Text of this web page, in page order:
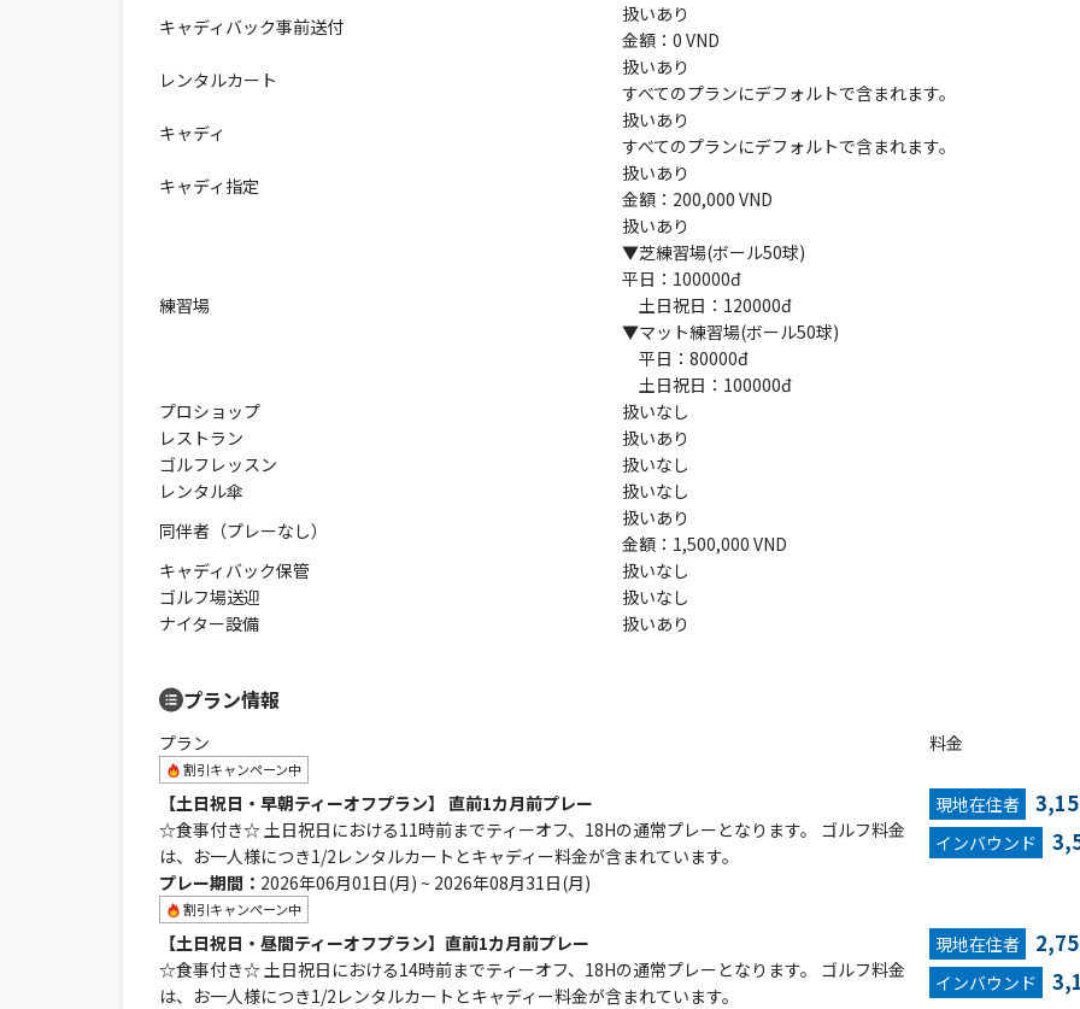
キャディバック事前送付
扱いあり
金額：0 VND
レンタルカート
扱いあり
すべてのプランにデフォルトで含まれます。
キャディ
扱いあり
すべてのプランにデフォルトで含まれます。
キャディ指定
扱いあり
金額：200,000 VND
練習場
扱いあり
▼芝練習場(ボール50球)
平日：100000đ
土日祝日：120000đ
▼マット練習場(ボール50球)
平日：80000đ
土日祝日：100000đ
プロショップ
扱いなし
レストラン
扱いあり
ゴルフレッスン
扱いなし
レンタル傘
扱いなし
同伴者（プレーなし）
扱いあり
金額：1,500,000 VND
キャディバック保管
扱いなし
ゴルフ場送迎
扱いなし
ナイター設備
扱いあり
プラン情報
プラン 料金
割引キャンペーン中
【土日祝日・早朝ティーオフプラン】 直前1カ月前プレー
☆食事付き☆ 土日祝日における11時前までティーオフ、18Hの通常プレーとなります。 ゴルフ料金
は、お一人様につき1/2レンタルカートとキャディー料金が含まれています。
プレー期間： 2026年06月01日(月) ~ 2026年08月31日(月)
現地在住者
インバウンド
割引キャンペーン中
【土日祝日・昼間ティーオフプラン】直前1カ月前プレー
☆食事付き☆ 土日祝日における14時前までティーオフ、18Hの通常プレーとなります。 ゴルフ料金
は、お一人様につき1/2レンタルカートとキャディー料金が含まれています。
現地在住者
インバウンド